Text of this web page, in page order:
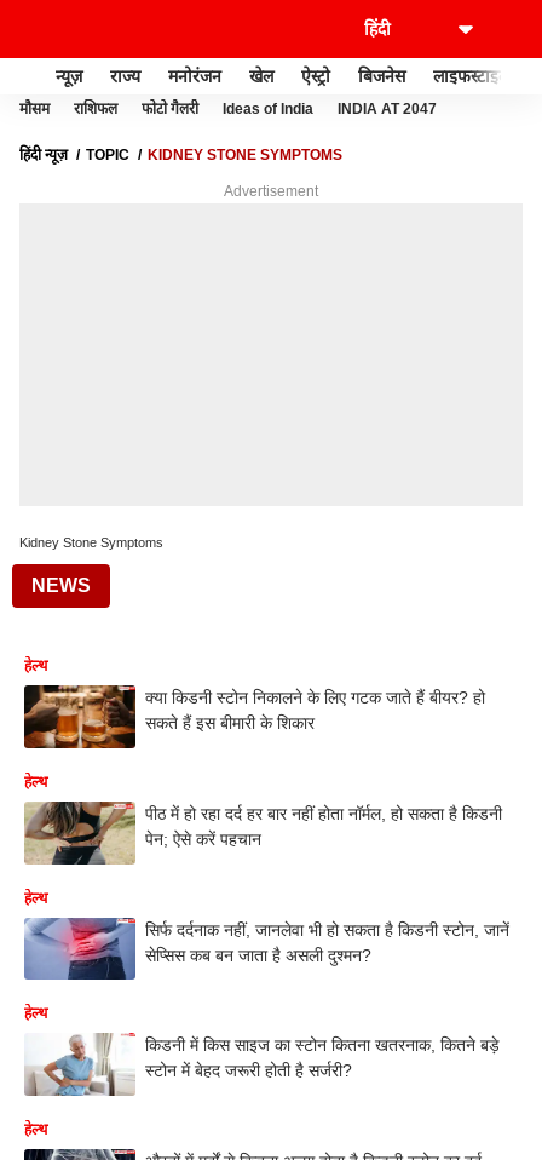
न्यूज़ राज्य मनोरंजन खेल ऐस्ट्रो बिजनेस लाइफस्टाइल
मौसम राशिफल फोटो गैलरी Ideas of India INDIA AT 2047
हिंदी न्यूज़ TOPIC KIDNEY STONE SYMPTOMS
Advertisement
Kidney Stone Symptoms
NEWS
हेल्थ
क्या किडनी स्टोन निकालने के लिए गटक जाते हैं बीयर? हो
सकते हैं इस बीमारी के शिकार
हेल्थ
पीठ में हो रहा दर्द हर बार नहीं होता नॉर्मल, हो सकता है किडनी
पेन; ऐसे करें पहचान
हेल्थ
सिर्फ दर्दनाक नहीं, जानलेवा भी हो सकता है किडनी स्टोन, जानें
सेप्सिस कब बन जाता है असली दुश्मन?
हेल्थ
किडनी में किस साइज का स्टोन कितना खतरनाक, कितने बड़े
स्टोन में बेहद जरूरी होती है सर्जरी?
हेल्थ